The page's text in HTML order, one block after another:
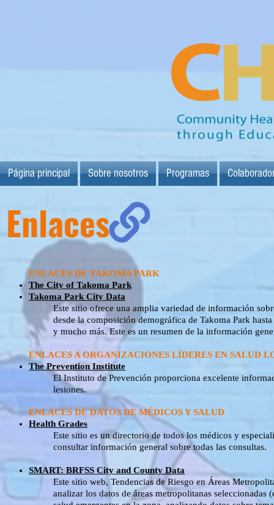
Página principal Sobre nosotros Programas
Enlaces
ENLACES DE TAKOMA PARK
The City of Takoma Park
Takoma Park City Data
Este sitio ofrece una amplia variedad de información
desde la composición demográfica de Takoma Park
y mucho más. Este es un resumen de la información
ENLACES A ORGANIZACIONES LÍDERES EN SALUD
The Prevention Institute
El Instituto de Prevención proporciona excelente
lesiones.
ENLACES DE DATOS DE MÉDICOS Y SALUD
Health Grades
Este sitio es un directorio de todos los médicos y
consultar información general sobre todas las consultas.
SMART: BRFSS City and County Data
Este sitio web, Tendencias de Riesgo en Áreas
analizar los datos de áreas metropolitanas